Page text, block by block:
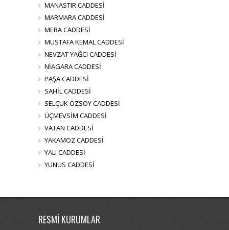
MANASTIR CADDESİ
MARMARA CADDESİ
MERA CADDESİ
MUSTAFA KEMAL CADDESİ
NEVZAT YAĞCI CADDESİ
NİAGARA CADDESİ
PAŞA CADDESİ
SAHİL CADDESİ
SELÇUK ÖZSOY CADDESİ
ÜÇMEVSİM CADDESİ
VATAN CADDESİ
YAKAMOZ CADDESİ
YALI CADDESİ
YUNUS CADDESİ
RESMİ KURUMLAR